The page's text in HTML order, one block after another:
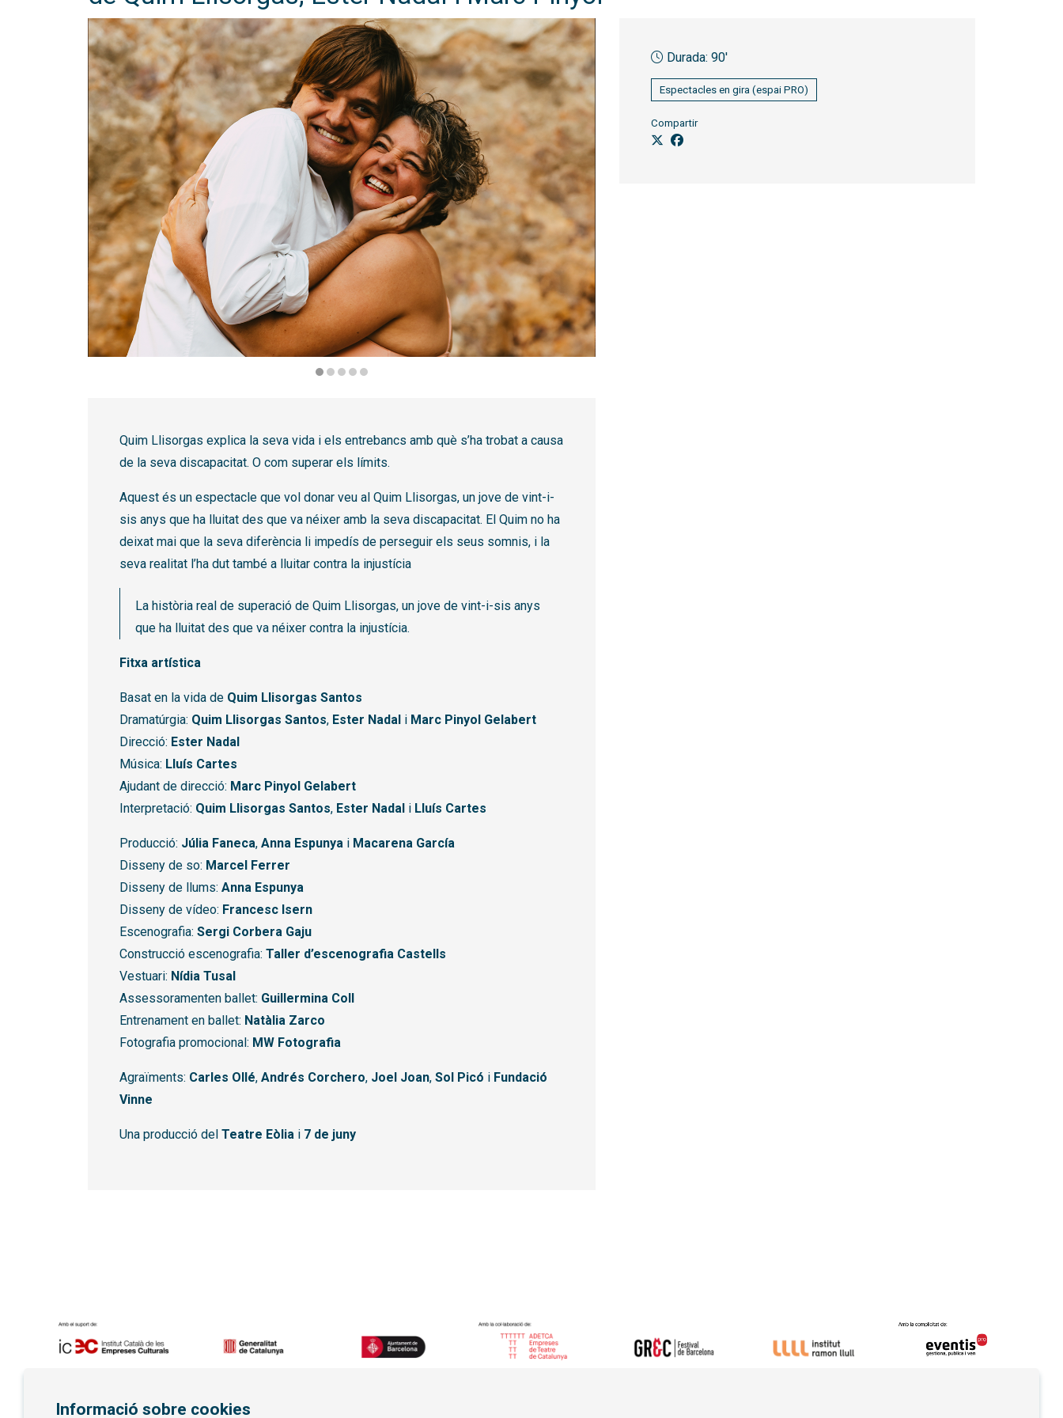
Durada: 90'
Espectacles en gira (espai PRO)
Compartir
Quim Llisorgas explica la seva vida i els entrebancs amb què s’ha trobat a causa
de la seva discapacitat. O com superar els límits.
Aquest és un espectacle que vol donar veu al Quim Llisorgas, un jove de vint-i-
sis anys que ha lluitat des que va néixer amb la seva discapacitat. El Quim no ha
deixat mai que la seva diferència li impedís de perseguir els seus somnis, i la
seva realitat l’ha dut també a lluitar contra la injustícia
La història real de superació de Quim Llisorgas, un jove de vint-i-sis anys
que ha lluitat des que va néixer contra la injustícia.
Fitxa artística
Basat en la vida de Quim Llisorgas Santos
Dramatúrgia: Quim Llisorgas Santos, Ester Nadal i Marc Pinyol Gelabert
Direcció: Ester Nadal
Música: Lluís Cartes
Ajudant de direcció: Marc Pinyol Gelabert
Interpretació: Quim Llisorgas Santos, Ester Nadal i Lluís Cartes
Producció: Júlia Faneca, Anna Espunya i Macarena García
Disseny de so: Marcel Ferrer
Disseny de llums: Anna Espunya
Disseny de vídeo: Francesc Isern
Escenografia: Sergi Corbera Gaju
Construcció escenografia: Taller d’escenografia Castells
Vestuari: Nídia Tusal
Assessoramenten ballet: Guillermina Coll
Entrenament en ballet: Natàlia Zarco
Fotografia promocional: MW Fotografia
Agraïments: Carles Ollé, Andrés Corchero, Joel Joan, Sol Picó i Fundació
Vinne
Una producció del Teatre Eòlia i 7 de juny
Informació sobre cookies